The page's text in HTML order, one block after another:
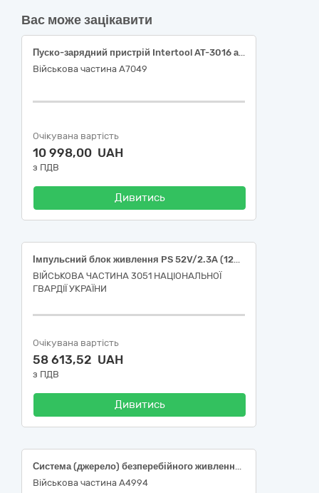
Вас може зацікавити
Пуско-зарядний пристрій Intertool AT-3016 або аналог не нижчої якості
Військова частина А7049
Очікувана вартість
10 998,00 UAH
з ПДВ
Дивитись
Імпульсний блок живлення PS 52V/2.3A (120W)
ВІЙСЬКОВА ЧАСТИНА 3051 НАЦІОНАЛЬНОЇ
ГВАРДІЇ УКРАЇНИ
Очікувана вартість
58 613,52 UAH
з ПДВ
Дивитись
Система (джерело) безперебійного живлення з акумуляторами (Гібридний інвертор Deye SUN-25k-SG01HP3-EU, Блок управління та розподілу енергії для високовольтної акумуляторної батареї Deye BOS-G-PDU-2 200-1000Vdc 120A, Акумуляторна батарея Deye LiFePO4 BOS-G Pro 51,2V 100Ah)
Військова частина А4994